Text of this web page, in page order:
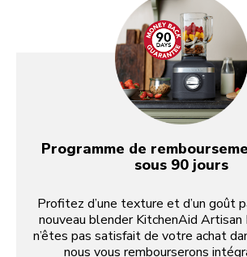
Programme de
sous 90 jours
Profitez d’une texture et d’un goût
nouveau blender KitchenAid Artisan
n’êtes pas satisfait de votre achat
nous vous rembourserons